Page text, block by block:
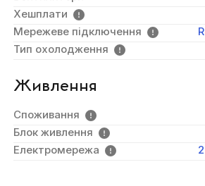
Хешплати
Мережеве підключення
Тип охолодження
Живлення
Споживання
Блок живлення
Електромережа